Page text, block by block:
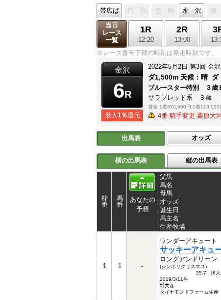
帯広ば 門 別 盛 岡 水 沢 浦
当日
レース
一覧
1R
12:20
2R
13:00
※レース番号下部の時刻は発走時刻です。
金沢
6R
最大1％還元
2022年5月2日 第3回 金
ダ1,500m 天候： 晴 ダ
ブルースター特別 ３歳
サラブレッド系 ３歳
賞金 1着370,000円 2着118,000
4番 騎手変更 栗原大
出馬表 オッズ
横の出馬表 縦の出馬表
枠
番
馬
番
あなたの
予想
父馬
馬名
母馬
オッズ
誕生日
馬主名
生産牧場
1 1 -
ワンダーアキュート
サッキーアキュ
ロングアンドリーン
(シンボリクリスエス)
25.7 （6人
2019/3/11生
﨏文彦
ダイヤモンドファーム生産